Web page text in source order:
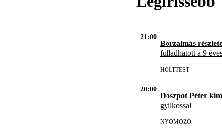
21:00
Borzalmas
fulladhatott a 9
HOLTTEST
20:00
Doszpot Péter
gyilkossal
NYOMOZÓ